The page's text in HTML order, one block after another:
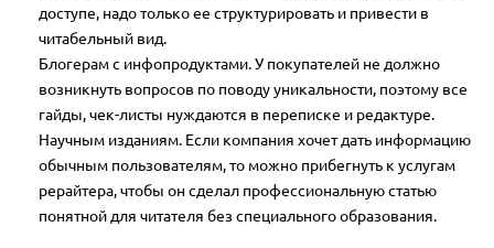
доступе, надо только ее структурировать и привести в
читабельный вид.
Блогерам с инфопродуктами. У покупателей не должно
возникнуть вопросов по поводу уникальности, поэтому все
гайды, чек-листы нуждаются в переписке и редактуре.
Научным изданиям. Если компания хочет дать информацию
обычным пользователям, то можно прибегнуть к услугам
рерайтера, чтобы он сделал профессиональную статью
понятной для читателя без специального образования.